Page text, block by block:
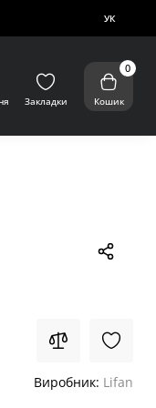
УК
Закладки
0
Кошик
Виробник: Lifan